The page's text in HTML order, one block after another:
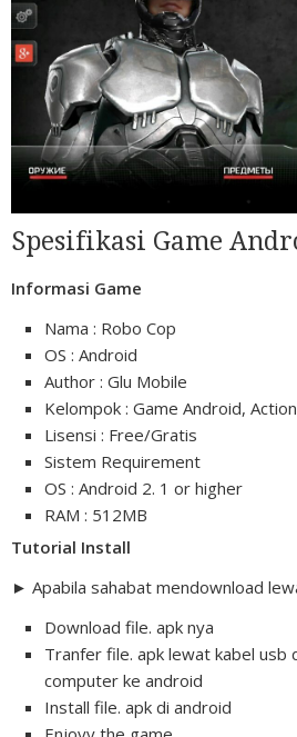
Spesifikasi Game
Informasi Game
Nama : Robo Cop
OS : Android
Author : Glu Mobile
Kelompok : Game Android,
Lisensi : Free/Gratis
Sistem Requirement
OS : Android 2. 1 or higher
RAM : 512MB
Tutorial Install
► Apabila sahabat mendownload
Download file. apk nya
Tranfer file. apk lewat kabel
computer ke android
Install file. apk di android